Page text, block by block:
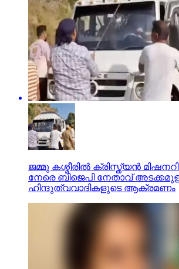
ജമ്മു കശ്മീരില്‍ ക്രിസ്ത്യന്‍
നേരെ ബിജെപി നേതാവ്
ഹിന്ദുത്വവാദികളുടെ ആക്രമണം